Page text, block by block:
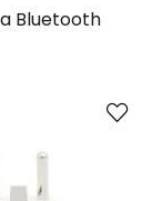
Bluetooth